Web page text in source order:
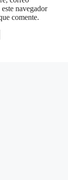
navegador
comente.